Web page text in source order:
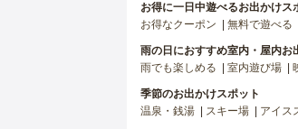
お得に一日中遊べるお出かけス
お得なクーポン
無料で遊べる
雨の日におすすめ室内・屋内お
雨でも楽しめる
室内遊び場
季節のお出かけスポット
温泉・銭湯
スキー場 アイス